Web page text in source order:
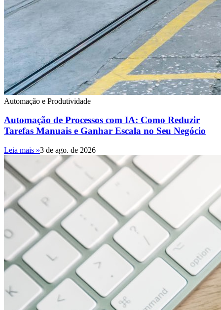
Automação e Produtividade
Automação de Processos com IA: Como Reduzir
Tarefas Manuais e Ganhar Escala no Seu Negócio
Leia mais »3 de ago. de 2026